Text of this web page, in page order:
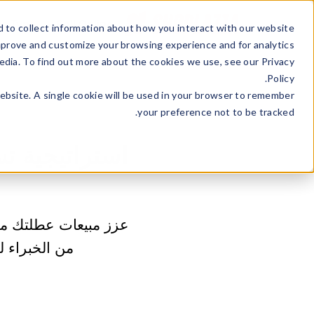
to collect information about how you interact with our website
and customize your browsing experience and for analytics
To find out more about the cookies we use, see our Privacy
Policy.
A single cookie will be used in your browser to remember
your preference not to be tracked.
Sell Online
Type
من الخبراء